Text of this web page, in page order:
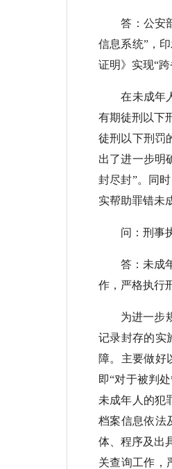
答：公安部
信息系统”，
证明》实现“
在未成年人
有期徒刑以下
徒刑以下刑罚
出了进一步明
封尽封”。同
实帮助罪错未
问：刑事执
答：未成年
作，严格执行
为进一步规
记录封存的实
障。主要做好
即“对于被判
未成年人的犯
档案信息依法
体、程序及出
关查询工作，